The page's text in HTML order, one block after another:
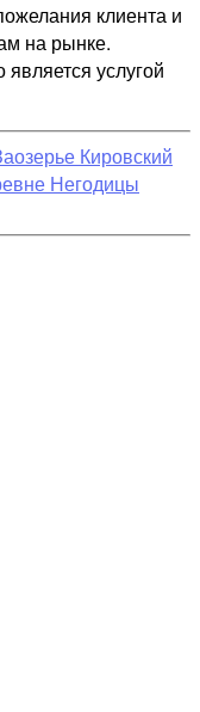
клиента и
на рынке.
услугой
Кировский
Негодицы